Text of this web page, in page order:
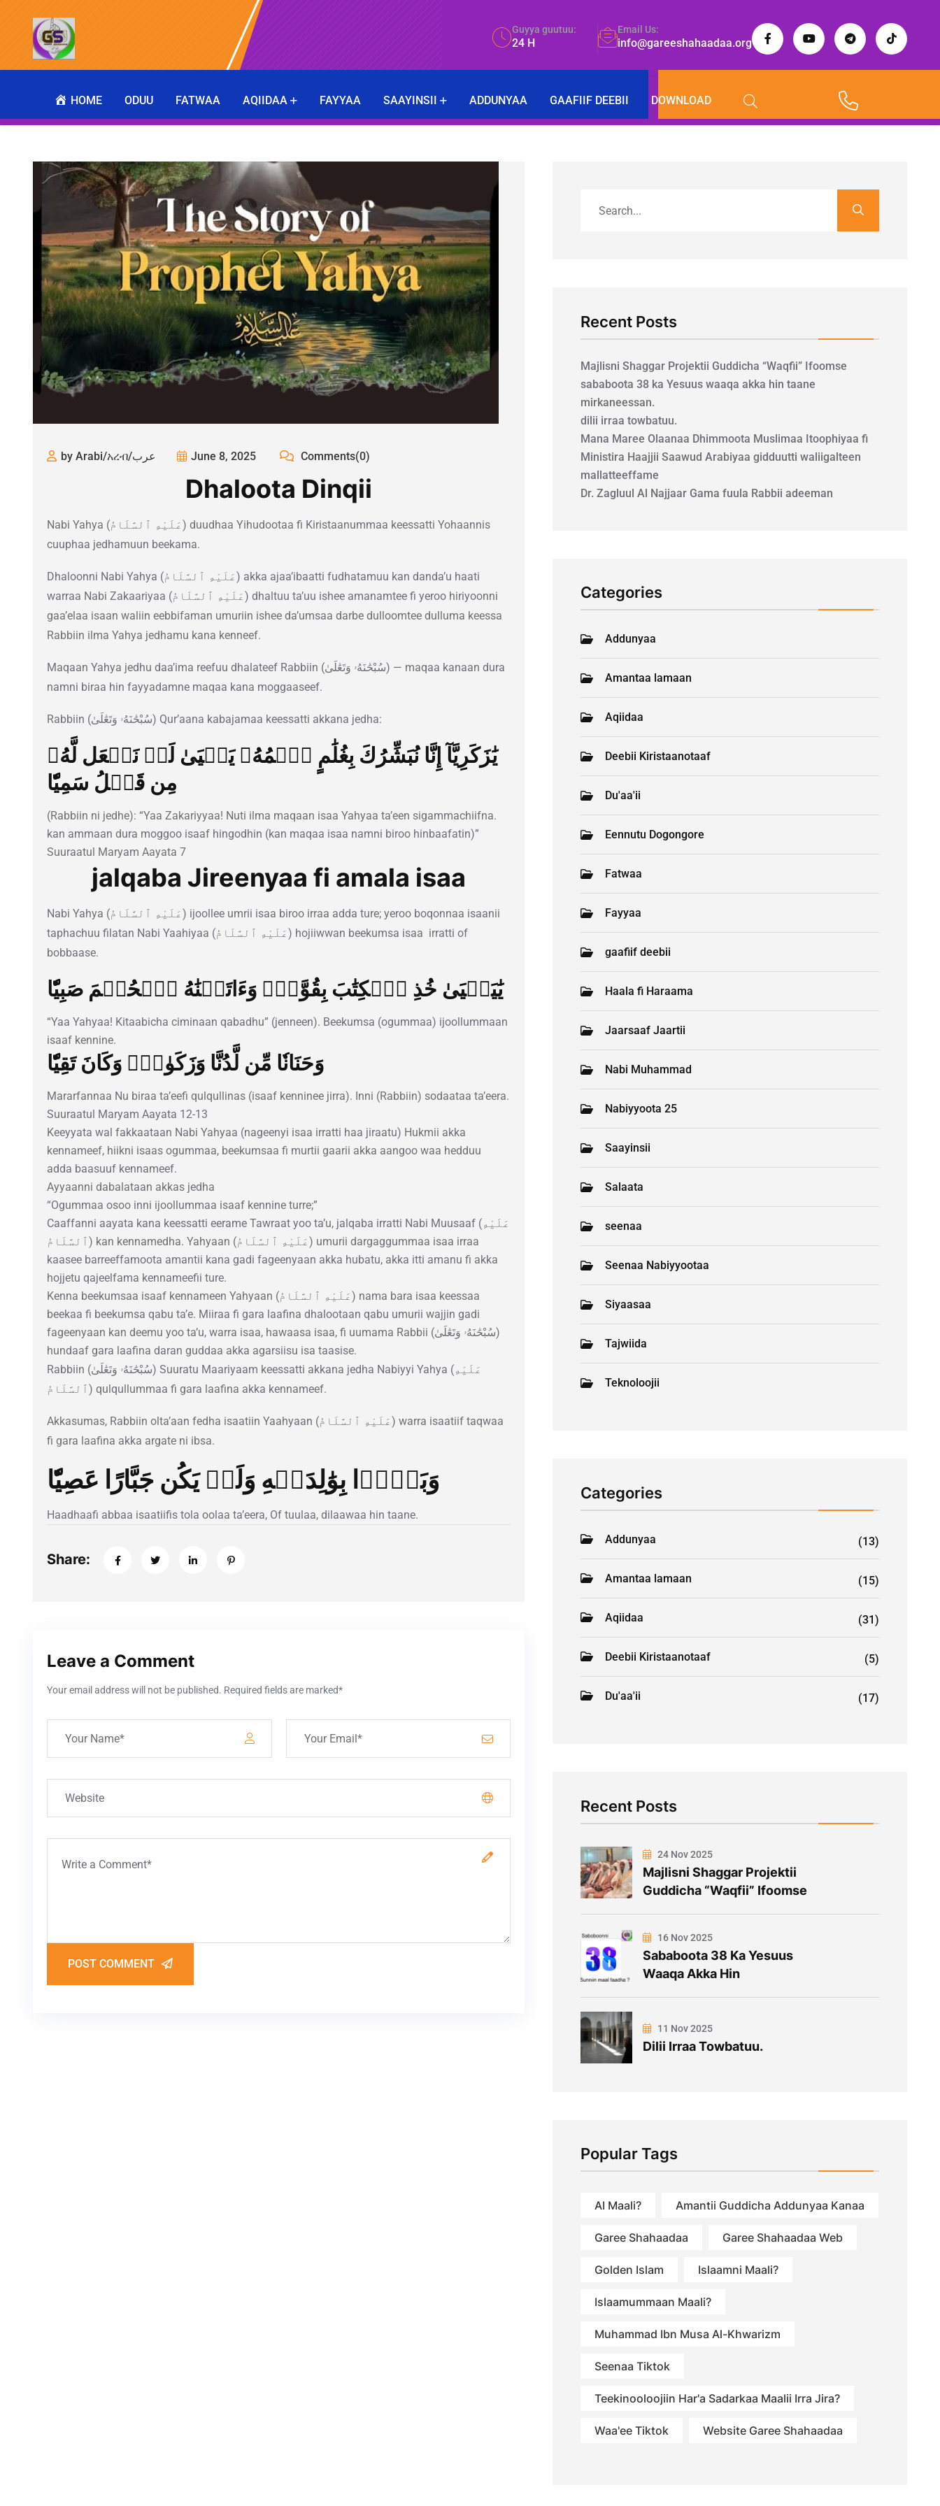
Guyya guutuu:
24 H
Email Us:
info@gareeshahaadaa.org
HOME ODUU FATWAA AQIIDAA FAYYAA SAAYINSII ADDUNYAA GAAFIIF DEEBII DOWNLOAD
by Arabi/አረብ/عرب June 8, 2025 Comments(0)
Dhaloota Dinqii
Nabi Yahya (عَلَيْهِ ٱلسَّلَامُ) duudhaa Yihudootaa fi Kiristaanummaa keessatti Yohaannis
cuuphaa jedhamuun beekama.
Dhaloonni Nabi Yahya (عَلَيْهِ ٱلسَّلَامُ) akka ajaa’ibaatti fudhatamuu kan danda’u haati
warraa Nabi Zakaariyaa (عَلَيْهِ ٱلسَّلَامُ) dhaltuu ta’uu ishee amanamtee fi yeroo hiriyoonni
gaa’elaa isaan waliin eebbifaman umuriin ishee da’umsaa darbe dulloomtee dulluma keessa
Rabbiin ilma Yahya jedhamu kana kenneef.
Maqaan Yahya jedhu daa’ima reefuu dhalateef Rabbiin (سُبْحَٰنَهُۥ وَتَعَٰلَىٰ) — maqaa kanaan dura
namni biraa hin fayyadamne maqaa kana moggaaseef.
Rabbiin (سُبْحَٰنَهُۥ وَتَعَٰلَىٰ) Qur’aana kabajamaa keessatti akkana jedha:
يَٰزَكَرِيَّآ إِنَّا نُبَشِّرُكَ بِغُلَٰمٍ ٱسۡمُهُۥ يَحۡيَىٰ لَمۡ نَجۡعَل لَّهُۥ
مِن قَبۡلُ سَمِيّٗا
(Rabbiin ni jedhe): “Yaa Zakariyyaa! Nuti ilma maqaan isaa Yahyaa ta’een sigammachiifna.
kan ammaan dura moggoo isaaf hingodhin (kan maqaa isaa namni biroo hinbaafatin)”
Suuraatul Maryam Aayata 7
jalqaba Jireenyaa fi amala isaa
Nabi Yahya (عَلَيْهِ ٱلسَّلَامُ) ijoollee umrii isaa biroo irraa adda ture; yeroo boqonnaa isaanii
taphachuu filatan Nabi Yaahiyaa (عَلَيْهِ ٱلسَّلَامُ) hojiiwwan beekumsa isaa irratti of
bobbaase.
يَٰيَحۡيَىٰ خُذِ ٱلۡكِتَٰبَ بِقُوَّةٖۖ وَءَاتَيۡنَٰهُ ٱلۡحُكۡمَ صَبِيّٗا
“Yaa Yahyaa! Kitaabicha ciminaan qabadhu” (jenneen). Beekumsa (ogummaa) ijoollummaan
isaaf kennine.
وَحَنَانٗا مِّن لَّدُنَّا وَزَكَوٰةٗۖ وَكَانَ تَقِيّٗا
Mararfannaa Nu biraa ta’eefi qulqullinas (isaaf kenninee jirra). Inni (Rabbiin) sodaataa ta’eera.
Suuraatul Maryam Aayata 12-13
Keeyyata wal fakkaataan Nabi Yahyaa (nageenyi isaa irratti haa jiraatu) Hukmii akka
kennameef, hiikni isaas ogummaa, beekumsaa fi murtii gaarii akka aangoo waa hedduu
adda baasuuf kennameef.
Ayyaanni dabalataan akkas jedha
“Ogummaa osoo inni ijoollummaa isaaf kennine turre;”
Caaffanni aayata kana keessatti eerame Tawraat yoo ta’u, jalqaba irratti Nabi Muusaaf (عَلَيْهِ
ٱلسَّلَامُ) kan kennamedha. Yahyaan (عَلَيْهِ ٱلسَّلَامُ) umurii dargaggummaa isaa irraa
kaasee barreeffamoota amantii kana gadi fageenyaan akka hubatu, akka itti amanu fi akka
hojjetu qajeelfama kennameefii ture.
Kenna beekumsaa isaaf kennameen Yahyaan (عَلَيْهِ ٱلسَّلَامُ) nama bara isaa keessaa
beekaa fi beekumsa qabu ta’e. Miiraa fi gara laafina dhalootaan qabu umurii wajjin gadi
fageenyaan kan deemu yoo ta’u, warra isaa, hawaasa isaa, fi uumama Rabbii (سُبْحَٰنَهُۥ وَتَعَٰلَىٰ)
hundaaf gara laafina daran guddaa akka agarsiisu isa taasise.
Rabbiin (سُبْحَٰنَهُۥ وَتَعَٰلَىٰ) Suuratu Maariyaam keessatti akkana jedha Nabiyyi Yahya (عَلَيْهِ
ٱلسَّلَامُ) qulqullummaa fi gara laafina akka kennameef.
Akkasumas, Rabbiin olta’aan fedha isaatiin Yaahyaan (عَلَيْهِ ٱلسَّلَامُ) warra isaatiif taqwaa
fi gara laafina akka argate ni ibsa.
وَبَرَّۢا بِوَٰلِدَيۡهِ وَلَمۡ يَكُن جَبَّارًا عَصِيّٗا
Haadhaafi abbaa isaatiifis tola oolaa ta’eera, Of tuulaa, dilaawaa hin taane.
Share:
Leave a Comment
Your email address will not be published. Required fields are marked*
POST COMMENT
Recent Posts
Majlisni Shaggar Projektii Guddicha “Waqfii” Ifoomse
sababoota 38 ka Yesuus waaqa akka hin taane
mirkaneessan.
dilii irraa towbatuu.
Mana Maree Olaanaa Dhimmoota Muslimaa Itoophiyaa fi
Ministira Haajjii Saawud Arabiyaa gidduutti waliigalteen
mallatteeffame
Dr. Zagluul Al Najjaar Gama fuula Rabbii adeeman
Categories
Addunyaa
Amantaa lamaan
Aqiidaa
Deebii Kiristaanotaaf
Du'aa'ii
Eennutu Dogongore
Fatwaa
Fayyaa
gaafiif deebii
Haala fi Haraama
Jaarsaaf Jaartii
Nabi Muhammad
Nabiyyoota 25
Saayinsii
Salaata
seenaa
Seenaa Nabiyyootaa
Siyaasaa
Tajwiida
Teknoloojii
Categories
Addunyaa (13)
Amantaa lamaan (15)
Aqiidaa (31)
Deebii Kiristaanotaaf (5)
Du'aa'ii (17)
Recent Posts
24 Nov 2025
Majlisni Shaggar Projektii
Guddicha “Waqfii” Ifoomse
16 Nov 2025
Sababoota 38 Ka Yesuus
Waaqa Akka Hin
11 Nov 2025
Dilii Irraa Towbatuu.
Popular Tags
AI Maali? Amantii Guddicha Addunyaa Kanaa
Garee Shahaadaa Garee Shahaadaa Web
Golden Islam Islaamni Maali?
Islaamummaan Maali?
Muhammad Ibn Musa Al-Khwarizm
Seenaa Tiktok
Teekinooloojiin Har'a Sadarkaa Maalii Irra Jira?
Waa'ee Tiktok Website Garee Shahaadaa